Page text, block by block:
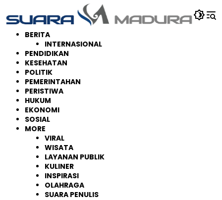
ke
konten
BERITA
INTERNASIONAL
PENDIDIKAN
KESEHATAN
POLITIK
PEMERINTAHAN
PERISTIWA
HUKUM
EKONOMI
SOSIAL
MORE
VIRAL
WISATA
LAYANAN PUBLIK
KULINER
INSPIRASI
OLAHRAGA
SUARA PENULIS